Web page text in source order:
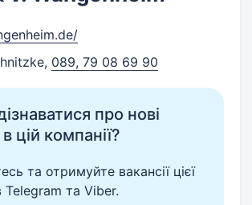
, 089, 79 08 69 90
про нові
в цій компанії?
та отримуйте вакансії цієї
Telegram та Viber.